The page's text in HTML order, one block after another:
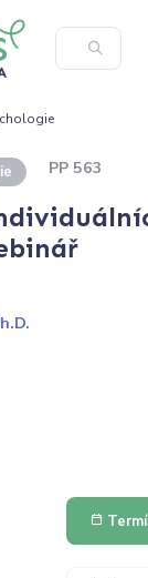
PP 563